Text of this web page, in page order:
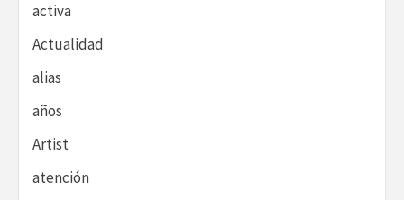
activa
Actualidad
alias
años
Artist
atención